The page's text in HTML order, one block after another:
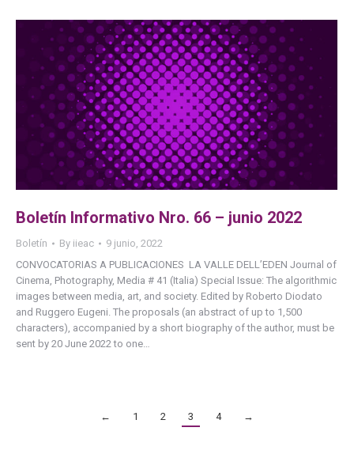
Boletín Informativo Nro. 66 – junio 2022
Boletín By iieac
9 junio, 2022
CONVOCATORIAS A PUBLICACIONES LA VALLE DELL’EDEN Journal of
Cinema, Photography, Media # 41 (Italia) Special Issue: The algorithmic
images between media, art, and society. Edited by Roberto Diodato
and Ruggero Eugeni. The proposals (an abstract of up to 1,500
characters), accompanied by a short biography of the author, must be
sent by 20 June 2022 to one…
← 1 2 3 4 →